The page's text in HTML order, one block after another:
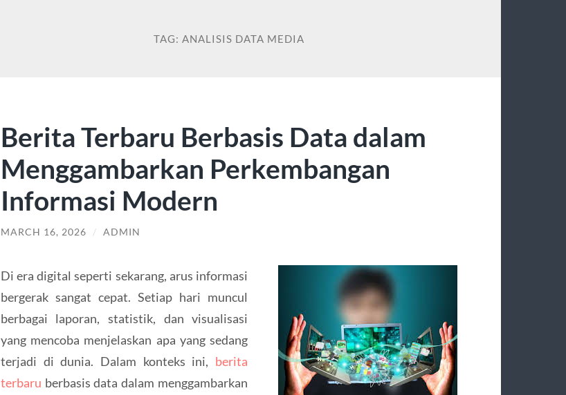
TAG: ANALISIS DATA MEDIA
Berita Terbaru Berbasis Data dalam
Menggambarkan Perkembangan
Informasi Modern
MARCH 16, 2026 / ADMIN
Di era digital seperti sekarang, arus informasi
bergerak sangat cepat. Setiap hari muncul
berbagai laporan, statistik, dan visualisasi
yang mencoba menjelaskan apa yang sedang
terjadi di dunia. Dalam konteks ini, berita
terbaru berbasis data dalam menggambarkan